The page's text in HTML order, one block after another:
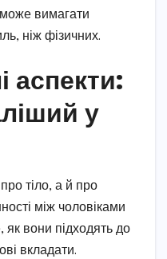
вимагати
ніж фізичних.
аспекти:
у
тіло, а й про
між чоловіками
як вони підходять до
вкладати.